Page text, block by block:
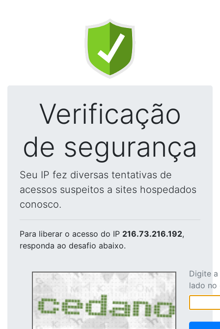
Verificação
de segurança
Seu IP fez diversas tentativas de
acessos suspeitos a sites hospedados
conosco.
Para liberar o acesso do IP 216.73.216.192,
responda ao desafio abaixo.
Digite
lado no